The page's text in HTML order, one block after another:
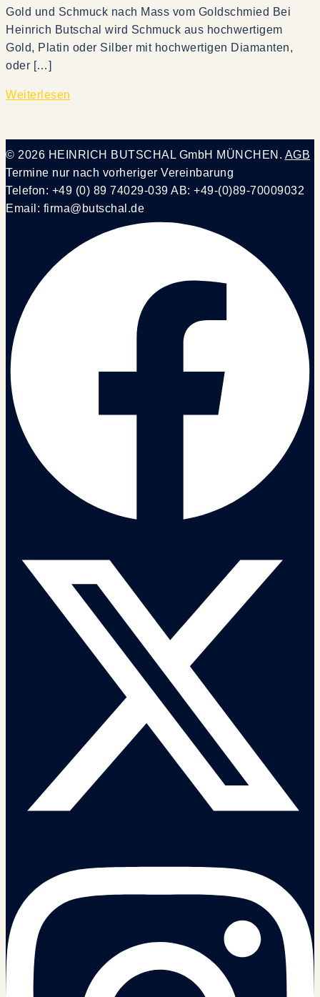
Gold und Schmuck nach Mass vom Goldschmied Bei
Heinrich Butschal wird Schmuck aus hochwertigem
Gold, Platin oder Silber mit hochwertigen Diamanten,
oder […]
Weiterlesen
© 2026 HEINRICH BUTSCHAL GmbH MÜNCHEN. AGB
Termine nur nach vorheriger Vereinbarung
Telefon: +49 (0) 89 74029-039 AB: +49-(0)89-70009032
Email: firma@butschal.de